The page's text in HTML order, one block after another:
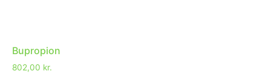
Bupropion
802,00 kr.